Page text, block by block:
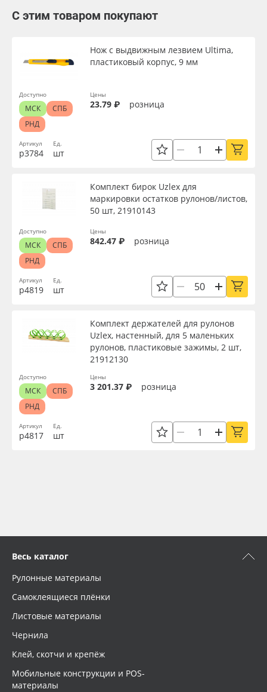
С этим товаром покупают
Артикул
р3784
Нож с выдвижным лезвием Ultima,
пластиковый корпус, 9 мм
Ед.
шт
Цены
23.79 ₽ розница
Доступно
МСК
СПБ
РНД
Артикул
р4819
Комплект бирок Uzlex для
маркировки остатков рулонов/листов,
50 шт, 21910143
Ед.
шт
Цены
842.47 ₽ розница
Доступно
МСК
СПБ
РНД
Артикул
р4817
Комплект держателей для рулонов
Uzlex, настенный, для 5 маленьких
рулонов, пластиковые зажимы, 2 шт,
21912130
Ед.
шт
Цены
3 201.37 ₽ розница
Доступно
МСК
СПБ
РНД
Весь каталог
Рулонные материалы
Самоклеящиеся плёнки
Листовые материалы
Чернила
Клей, скотчи и крепёж
Мобильные конструкции и POS-
материалы